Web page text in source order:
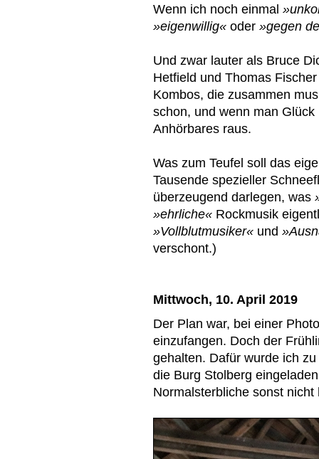
Wenn ich noch einmal
»eigenwillig« oder »gegen
Und zwar lauter als Bruce
Hetfield und Thomas
Kombos, die zusammen
schon, und wenn man
Anhörbares raus.
Was zum Teufel soll das
Tausende spezieller
überzeugend darlegen, was
»ehrliche« Rockmusik
»Vollblutmusiker« und
verschont.)
Mittwoch, 10. April 2019
Der Plan war, bei einer
einzufangen. Doch der
gehalten. Dafür wurde ich
die Burg Stolberg
Normalsterbliche sonst